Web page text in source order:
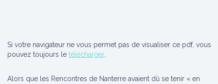
Si votre navigateur ne vous permet pas de visualiser ce pdf, vous
pouvez toujours le télécharger
Alors que les Rencontres de Nanterre avaient dû se tenir « en